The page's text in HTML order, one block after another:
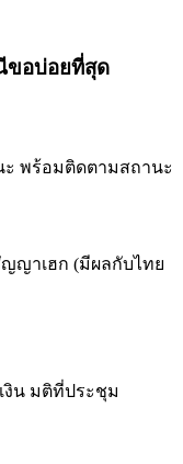
ขอบ่อยที่สุด
พร้อมติดตามสถานะ
ญาเฮก (มีผลกับไทย
งิน มติที่ประชุม